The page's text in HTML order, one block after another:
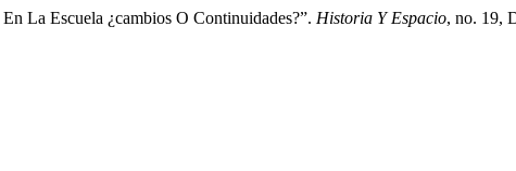
La Escuela ¿cambios O Continuidades?”. Historia Y Espacio, no. 19,